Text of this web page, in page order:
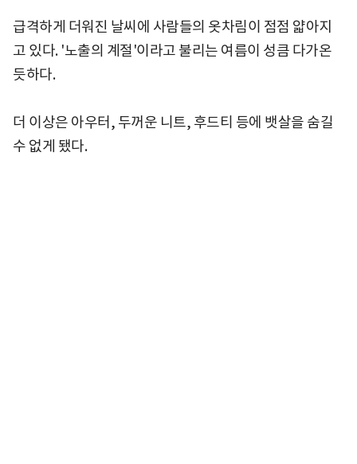
급격하게 더워진 날씨에 사람들의 옷차림이 점점 얇아지
고 있다. '노출의 계절'이라고 불리는 여름이 성큼 다가온
듯하다.
더 이상은 아우터, 두꺼운 니트, 후드티 등에 뱃살을 숨길
수 없게 됐다.